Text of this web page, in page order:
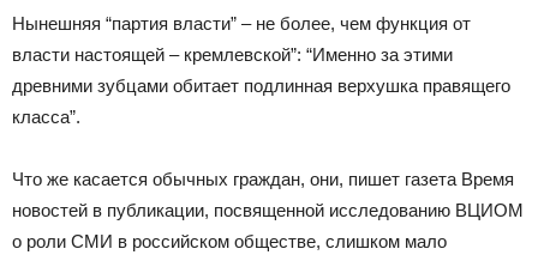
Нынешняя “партия власти” – не более, чем функция от
власти настоящей – кремлевской”: “Именно за этими
древними зубцами обитает подлинная верхушка правящего
класса”.
Что же касается обычных граждан, они, пишет газета Время
новостей в публикации, посвященной исследованию ВЦИОМ
о роли СМИ в российском обществе, слишком мало